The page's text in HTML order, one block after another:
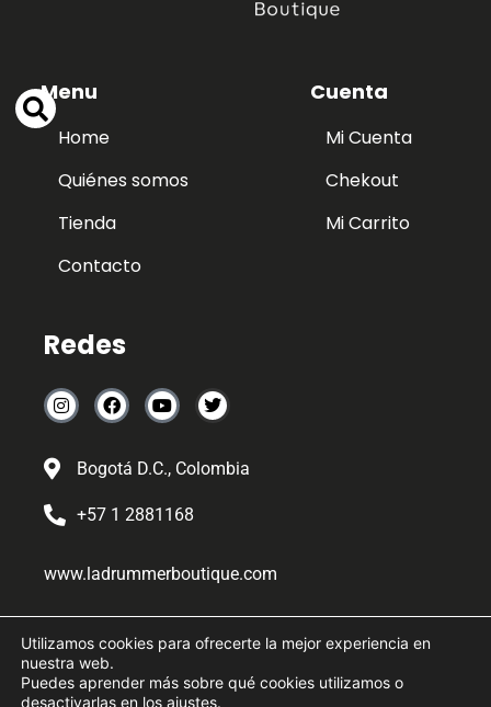
Menu
Home
Quiénes somos
Tienda
Contacto
Cuenta
Mi Cuenta
Chekout
Mi Carrito
Redes
Bogotá D.C., Colombia
+57 1 2881168
www.ladrummerboutique.com
Somos la boutique favorita de los músicos colombianos y
latinoamericanos desde el 2019
Utilizamos cookies para ofrecerte la mejor experiencia en
nuestra web.
Puedes aprender más sobre qué cookies utilizamos o
desactivarlas en los ajustes.